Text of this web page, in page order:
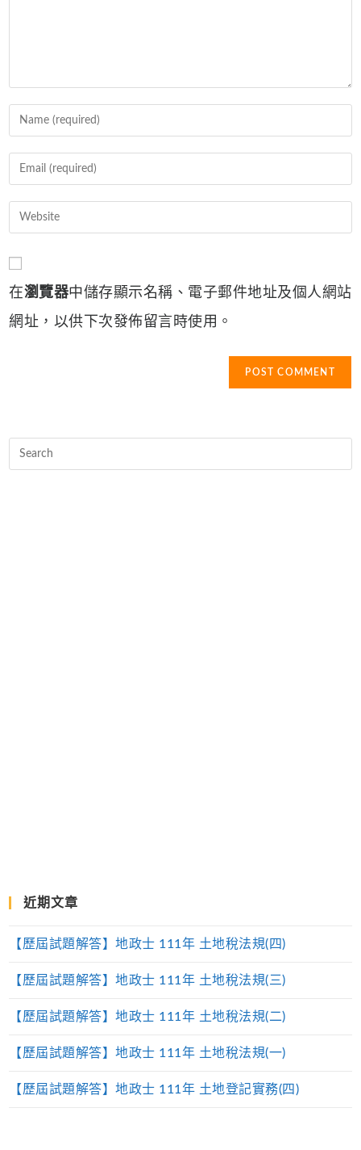
Enter
your
or
username
Enter
your
address
Enter
your
website
(optional)
在瀏覽器中儲存顯示名稱、電子郵件地址及個人網站
網址，以供下次發佈留言時使用。
近期文章
【歷屆試題解答】地政士 111年 土地稅法規(四)
【歷屆試題解答】地政士 111年 土地稅法規(三)
【歷屆試題解答】地政士 111年 土地稅法規(二)
【歷屆試題解答】地政士 111年 土地稅法規(一)
【歷屆試題解答】地政士 111年 土地登記實務(四)